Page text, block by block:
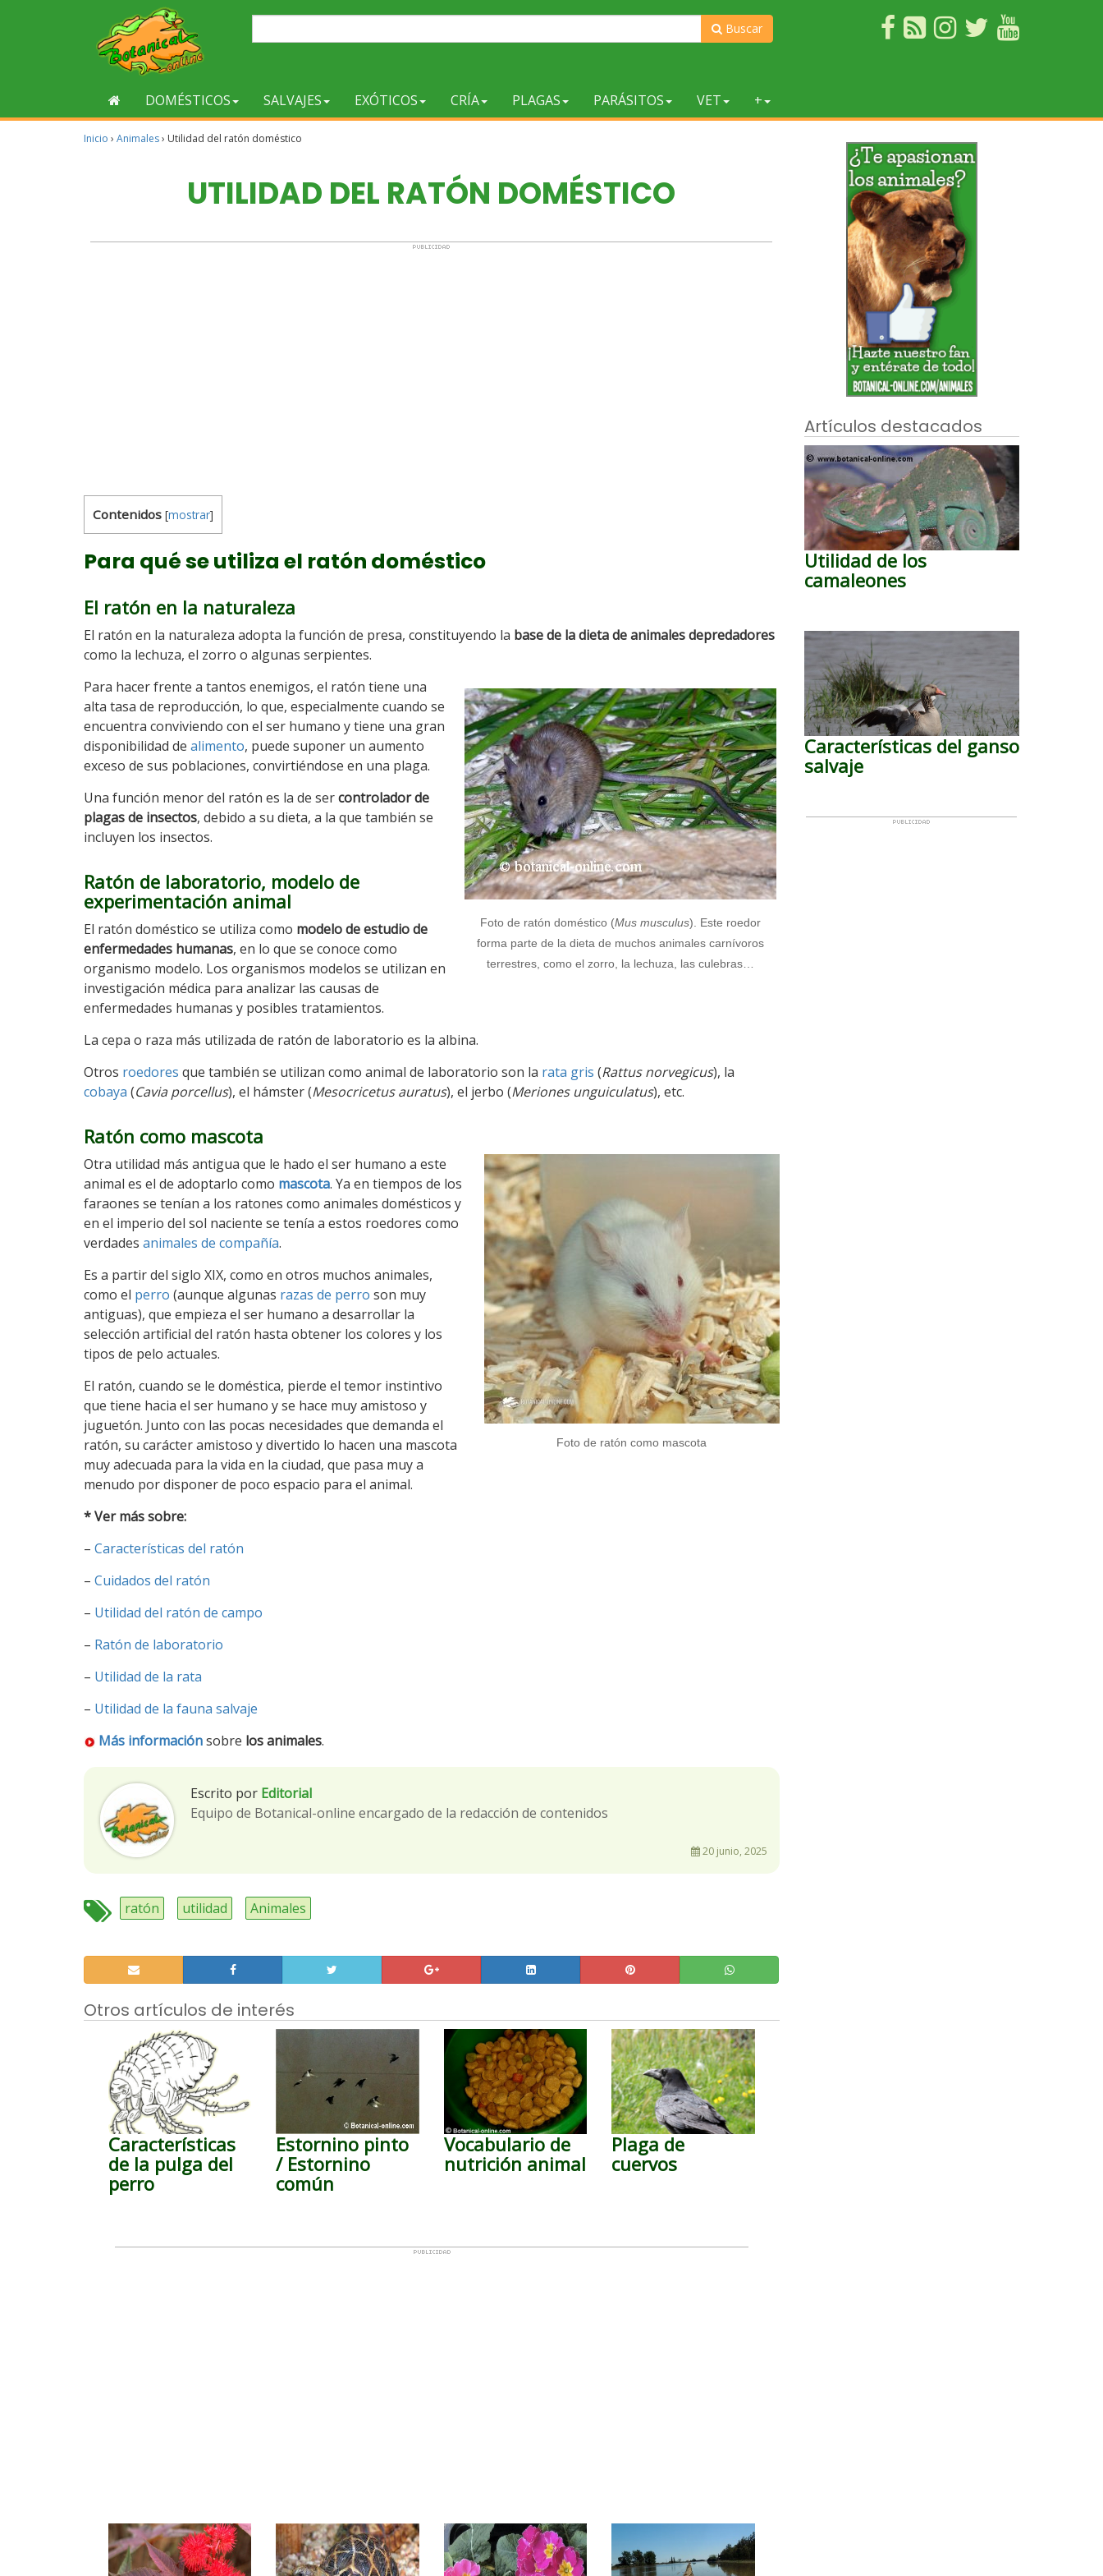
Buscar
DOMÉSTICOS SALVAJES EXÓTICOS CRÍA PLAGAS PARÁSITOS VET +
Inicio › Animales› Utilidad del ratón doméstico
UTILIDAD DEL RATÓN DOMÉSTICO
Contenidos [mostrar]
Para qué se utiliza el ratón doméstico
El ratón en la naturaleza
El ratón en la naturaleza adopta la función de presa, constituyendo la base de la dieta de animales depredadores
como la lechuza, el zorro o algunas serpientes.
Foto de ratón doméstico (Mus musculus). Este roedor
forma parte de la dieta de muchos animales carnívoros
terrestres, como el zorro, la lechuza, las culebras…
Para hacer frente a tantos enemigos, el ratón tiene una
alta tasa de reproducción, lo que, especialmente cuando se
encuentra conviviendo con el ser humano y tiene una gran
disponibilidad de alimento, puede suponer un aumento
exceso de sus poblaciones, convirtiéndose en una plaga.
Una función menor del ratón es la de sercontrolador de
plagas de insectos, debido a su dieta, a la que también se
incluyen los insectos.
Ratón de laboratorio, modelo de
experimentación animal
El ratón doméstico se utiliza como modelo de estudio de
enfermedades humanas, en lo que se conoce como
organismo modelo. Los organismos modelos se utilizan en
investigación médica para analizar las causas de
enfermedades humanas y posibles tratamientos.
La cepa o raza más utilizada de ratón de laboratorio es la albina.
Otros roedores que también se utilizan como animal de laboratorio son la rata gris (Rattus norvegicus), la
cobaya (Cavia porcellus), el hámster (Mesocricetus auratus), el jerbo (Meriones unguiculatus), etc.
Ratón como mascota
Foto de ratón como mascota
Otra utilidad más antigua que le hado el ser humano a este
animal es el de adoptarlo como mascota. Ya en tiempos de los
faraones se tenían a los ratones como animales domésticos y
en el imperio del sol naciente se tenía a estos roedores como
verdades animales de compañía.
Es a partir del siglo XIX, como en otros muchos animales,
como el perro (aunque algunas razas de perro son muy
antiguas), que empieza el ser humano a desarrollar la
selección artificial del ratón hasta obtener los colores y los
tipos de pelo actuales.
El ratón, cuando se le doméstica, pierde el temor instintivo
que tiene hacia el ser humano y se hace muy amistoso y
juguetón. Junto con las pocas necesidades que demanda el
ratón, su carácter amistoso y divertido lo hacen una mascota
muy adecuada para la vida en la ciudad, que pasa muy a
menudo por disponer de poco espacio para el animal.
* Ver más sobre:
– Características del ratón
– Cuidados del ratón
– Utilidad del ratón de campo
– Ratón de laboratorio
– Utilidad de la rata
– Utilidad de la fauna salvaje
Más informaciónsobre los animales.
Escrito por Editorial
Equipo de Botanical-online encargado de la redacción de contenidos
20 junio, 2025
ratón utilidad Animales
Otros artículos de interés
Características
de la pulga del
perro
Estornino pinto
/ Estornino
común
Vocabulario de
nutrición animal
Plaga de
cuervos
Artículos destacados
Utilidad de los
camaleones
Características del ganso
salvaje